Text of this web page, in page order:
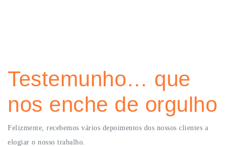
Testemunho… que
nos enche de orgulho
Felizmente, recebemos vários depoimentos dos nossos clientes a
elogiar o nosso trabalho.